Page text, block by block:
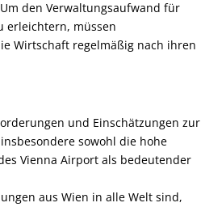
den Verwaltungsaufwand für
erleichtern, müssen
Wirtschaft regelmäßig nach ihren
und Einschätzungen zur
sowohl die hohe
Vienna Airport als bedeutender
aus Wien in alle Welt sind,